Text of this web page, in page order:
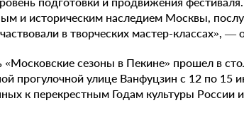
и историческим наследием Москвы,
в творческих мастер-классах», —
«Московские сезоны в Пекине» прошел в
прогулочной улице Ванфуцзин с 12 по
к перекрестным Годам культуры России